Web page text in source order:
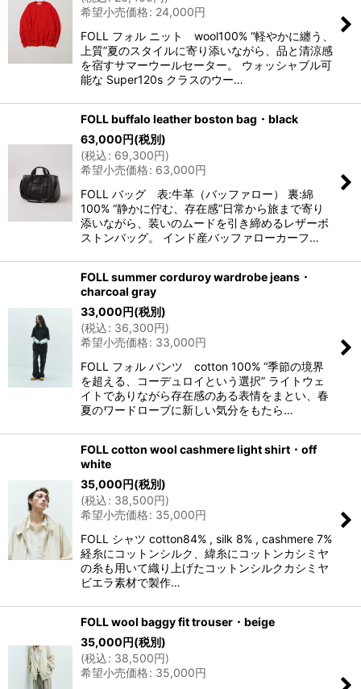
希望小売価格: 24,000円
FOLL フォル ニット wool100% “軽やかに纏う、
上質”夏のスタイルに寄り添いながら、品と清涼感
を宿すサマーウールセーター。 ウォッシャブル可
能な Super120s クラスのウー…
FOLL buffalo leather boston bag・black
63,000円(税別)
(税込: 69,300円)
希望小売価格: 63,000円
FOLL バッグ 表:牛革（バッファロー） 裏:綿
100% “静かに佇む、存在感”日常から旅まで寄り
添いながら、装いのムードを引き締めるレザーボ
ストンバッグ。 インド産バッファローカーフ…
FOLL summer corduroy wardrobe jeans・
charcoal gray
33,000円(税別)
(税込: 36,300円)
希望小売価格: 33,000円
FOLL フォル パンツ cotton 100% “季節の境界
を超える、コーデュロイという選択” ライトウェ
イトでありながら存在感のある表情をまとい、春
夏のワードローブに新しい気分をもたら…
FOLL cotton wool cashmere light shirt・off
white
35,000円(税別)
(税込: 38,500円)
希望小売価格: 35,000円
FOLL シャツ cotton84% , silk 8% , cashmere 7%
経糸にコットンシルク、緯糸にコットンカシミヤ
の糸も用いて織り上げたコットンシルクカシミヤ
ビエラ素材で製作…
FOLL wool baggy fit trouser・beige
35,000円(税別)
(税込: 38,500円)
希望小売価格: 35,000円